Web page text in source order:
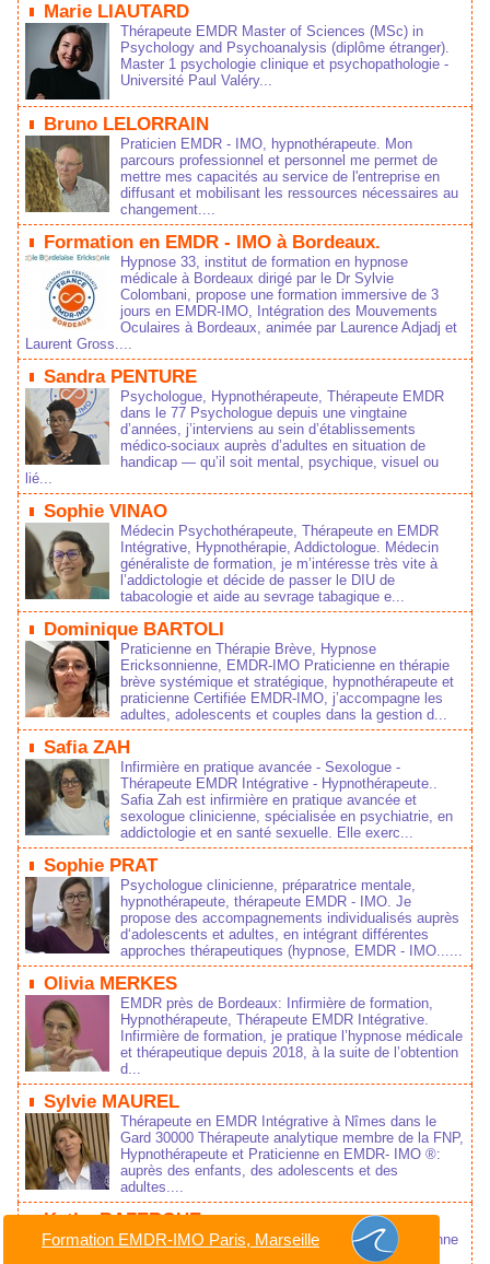
Marie LIAUTARD
Thérapeute EMDR Master of Sciences (MSc) in
Psychology and Psychoanalysis (diplôme étranger).
Master 1 psychologie clinique et psychopathologie -
Université Paul Valéry...
Bruno LELORRAIN
Praticien EMDR - IMO, hypnothérapeute. Mon
parcours professionnel et personnel me permet de
mettre mes capacités au service de l'entreprise en
diffusant et mobilisant les ressources nécessaires au
changement....
Formation en EMDR - IMO à Bordeaux.
Hypnose 33, institut de formation en hypnose
médicale à Bordeaux dirigé par le Dr Sylvie
Colombani, propose une formation immersive de 3
jours en EMDR-IMO, Intégration des Mouvements
Oculaires à Bordeaux, animée par Laurence Adjadj et
Laurent Gross....
Sandra PENTURE
Psychologue, Hypnothérapeute, Thérapeute EMDR
dans le 77 Psychologue depuis une vingtaine
d’années, j’interviens au sein d’établissements
médico‑sociaux auprès d’adultes en situation de
handicap — qu’il soit mental, psychique, visuel ou
lié...
Sophie VINAO
Médecin Psychothérapeute, Thérapeute en EMDR
Intégrative, Hypnothérapie, Addictologue. Médecin
généraliste de formation, je m’intéresse très vite à
l’addictologie et décide de passer le DIU de
tabacologie et aide au sevrage tabagique e...
Dominique BARTOLI
Praticienne en Thérapie Brève, Hypnose
Ericksonnienne, EMDR-IMO Praticienne en thérapie
brève systémique et stratégique, hypnothérapeute et
praticienne Certifiée EMDR-IMO, j’accompagne les
adultes, adolescents et couples dans la gestion d...
Safia ZAH
Infirmière en pratique avancée - Sexologue -
Thérapeute EMDR Intégrative - Hypnothérapeute..
Safia Zah est infirmière en pratique avancée et
sexologue clinicienne, spécialisée en psychiatrie, en
addictologie et en santé sexuelle. Elle exerc...
Sophie PRAT
Psychologue clinicienne, préparatrice mentale,
hypnothérapeute, thérapeute EMDR - IMO. Je
propose des accompagnements individualisés auprès
d‘adolescents et adultes, en intégrant différentes
approches thérapeutiques (hypnose, EMDR - IMO......
Olivia MERKES
EMDR près de Bordeaux: Infirmière de formation,
Hypnothérapeute, Thérapeute EMDR Intégrative.
Infirmière de formation, je pratique l’hypnose médicale
et thérapeutique depuis 2018, à la suite de l’obtention
d...
Sylvie MAUREL
Thérapeute en EMDR Intégrative à Nîmes dans le
Gard 30000 Thérapeute analytique membre de la FNP,
Hypnothérapeute et Praticienne en EMDR- IMO ®:
auprès des enfants, des adolescents et des
adultes....
Kathy BAZERQUE
Infirmière-Puéricultrice, Hypnothérapeute, Praticienne
EMDR - IMO auprès d'Enfants - Adolescents et
Formation EMDR-IMO Paris, Marseille